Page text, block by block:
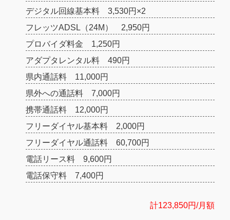
デジタル回線基本料 3,530円×2
フレッツADSL（24M） 2,950円
プロバイダ料金 1,250円
アダプタレンタル料 490円
県内通話料 11,000円
県外への通話料 7,000円
携帯通話料 12,000円
フリーダイヤル基本料 2,000円
フリーダイヤル通話料 60,700円
電話リース料 9,600円
電話保守料 7,400円
計123,850円/月額